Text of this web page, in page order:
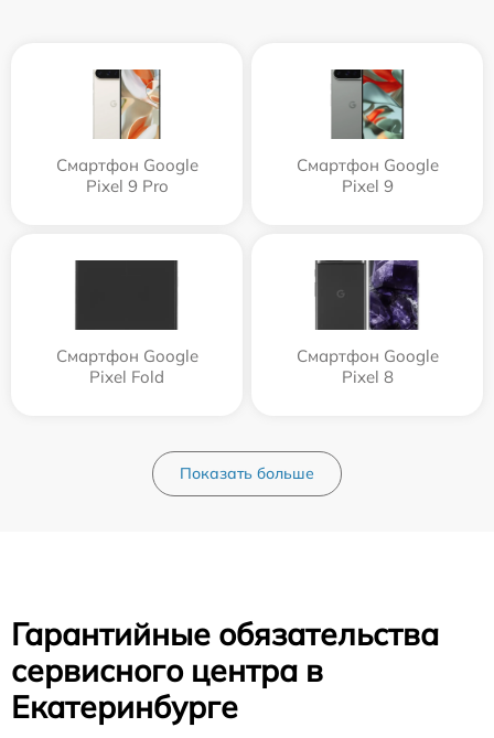
Смартфон Google
Pixel 9 Pro
Смартфон Google
Pixel 9
Смартфон Google
Pixel Fold
Смартфон Google
Pixel 8
Показать больше
Гарантийные обязательства
сервисного центра в
Екатеринбурге